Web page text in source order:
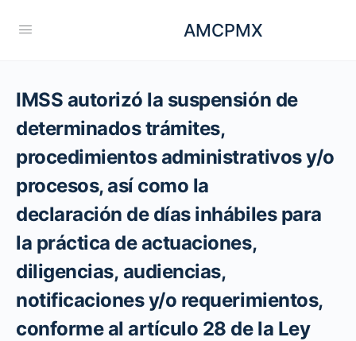
AMCPMX
IMSS autorizó la suspensión de
determinados trámites,
procedimientos administrativos y/o
procesos, así como la
declaración de días inhábiles para
la práctica de actuaciones,
diligencias, audiencias,
notificaciones y/o requerimientos,
conforme al artículo 28 de la Ley